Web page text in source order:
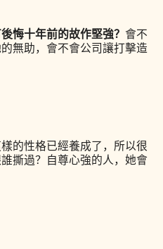
悔十年前的故作堅強？ 會不
無助，會不會公司讓打擊造
的性格已經養成了，所以很
撕過？自尊心強的人，她會